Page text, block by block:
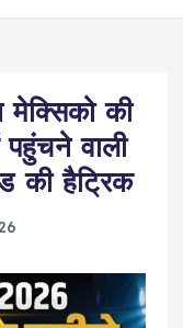
मेक्सिको की
वाली
की हैट्रिक